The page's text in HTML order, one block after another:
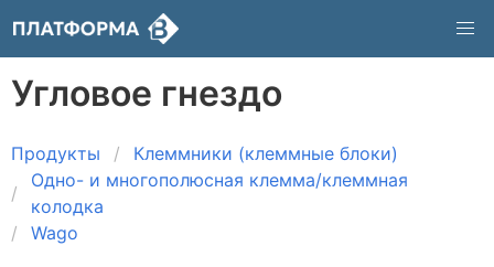
Угловое гнездо
Продукты
Клеммники (клеммные блоки)
Одно- и многополюсная клемма/клеммная
колодка
Wago